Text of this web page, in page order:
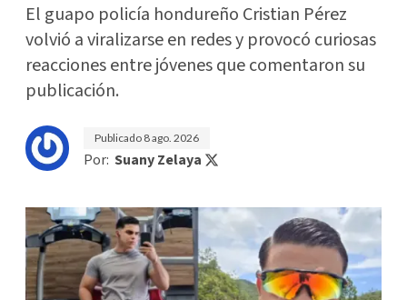
El guapo policía hondureño Cristian Pérez
volvió a viralizarse en redes y provocó curiosas
reacciones entre jóvenes que comentaron su
publicación.
Publicado 8 ago. 2026
Por: Suany Zelaya